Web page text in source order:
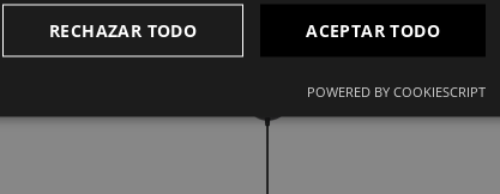
ACEPTAR TODO
RECHAZAR TODO
POWERED BY COOKIESCRIPT